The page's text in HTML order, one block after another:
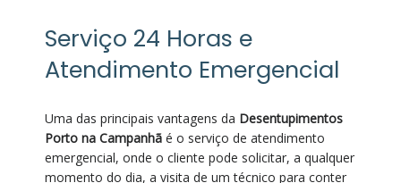
Serviço 24 Horas e
Atendimento Emergencial
Uma das principais vantagens da Desentupimentos
Porto na Campanhã é o serviço de atendimento
emergencial, onde o cliente pode solicitar, a qualquer
momento do dia, a visita de um técnico para conter